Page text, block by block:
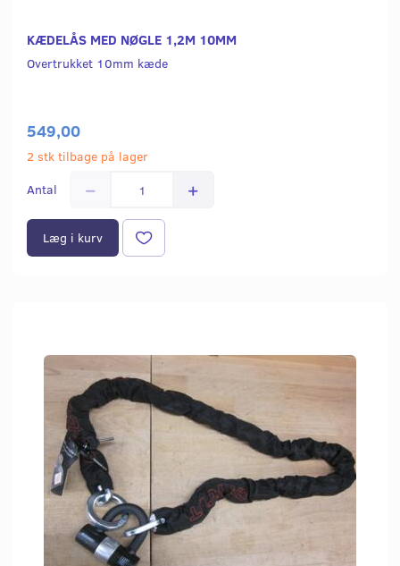
KÆDELÅS MED NØGLE 1,2M 10MM
Overtrukket 10mm kæde
549,00
2 stk tilbage på lager
Antal
Læg i kurv